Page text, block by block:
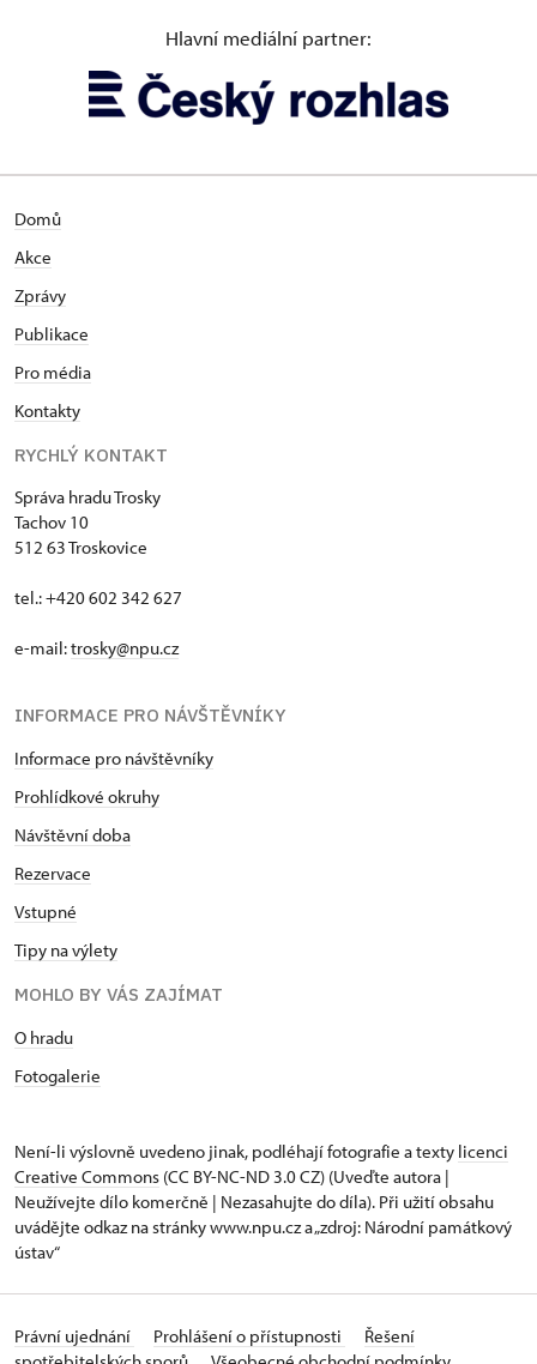
Hlavní mediální partner:
Domů
Akce
Zprávy
Publikace
Pro média
Kontakty
RYCHLÝ KONTAKT
Správa hradu Trosky
Tachov 10
512 63 Troskovice
tel.: +420 602 342 627
e-mail:trosky@npu.cz
INFORMACE PRO NÁVŠTĚVNÍKY
Informace pro návštěvníky
Prohlídkové okruhy
Návštěvní doba
Rezervace
Vstupné
Tipy na výlety
MOHLO BY VÁS ZAJÍMAT
O hradu
Fotogalerie
Není-li výslovně uvedeno jinak, podléhají fotografie a texty licenci
Creative Commons (CC BY-NC-ND 3.0 CZ) (Uveďte autora |
Neužívejte dílo komerčně | Nezasahujte do díla). Při užití obsahu
uvádějte odkaz na stránky www.npu.cz a „zdroj: Národní památkový
ústav“
Právní ujednání Prohlášení o přístupnosti
Řešení